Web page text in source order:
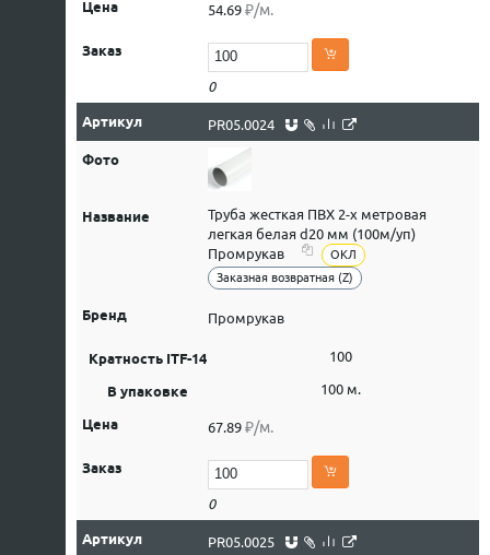
54.69 ₽/м.
0
PR05.0024
Труба жесткая ПВХ 2-х метровая
легкая белая d20 мм (100м/уп)
Промрукав
ОКЛ
Заказная возвратная (Z)
Промрукав
100
100 м.
67.89 ₽/м.
0
PR05.0025